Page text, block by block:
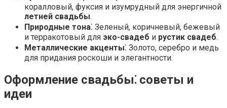
коралловый, фуксия и изумрудный для энергичной
летней свадьбы.
Природные тона⁚ Зеленый, коричневый, бежевый
и терракотовый для эко-свадеб и рустик свадеб.
Металлические акценты⁚ Золото, серебро и медь
для придания роскоши и элегантности.
Оформление свадьбы⁚ советы и
идеи